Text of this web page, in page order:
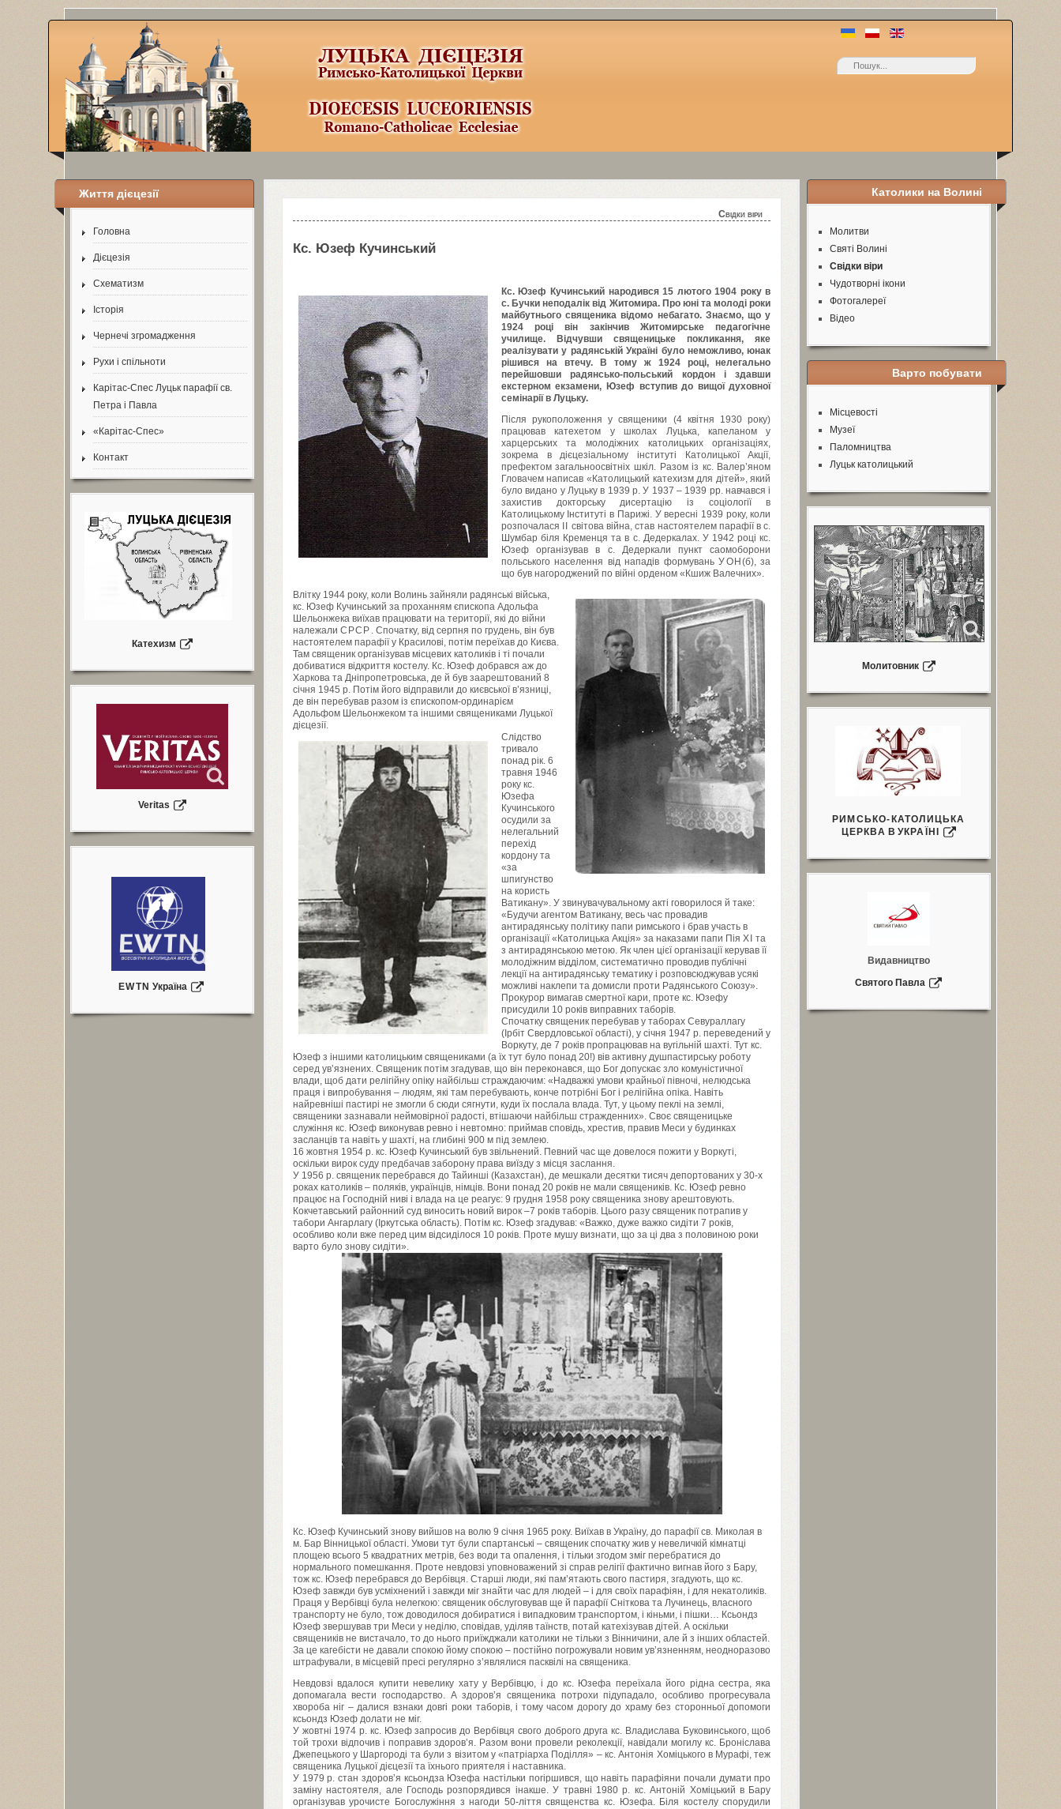
Життя дієцезії
Головна
Дієцезія
Схематизм
Історія
Чернечі згромадження
Рухи і спільноти
Карітас-Спес Луцьк парафії св.
Петра і Павла
«Карітас-Спес»
Контакт
Катехизм
Veritas
EWTN Україна
Свідки віри
Кс. Юзеф Кучинський
Кс. Юзеф Кучинський народився15 лютого1904 року в
с. Бучки неподалік від Житомира. Про юні та молоді роки
майбутнього священика відомо небагато. Знаємо, що у
1924році він закінчив Житомирське педагогічне
училище. Відчувши священицьке покликання, яке
реалізувати у радянській Україні було неможливо, юнак
рішився на втечу. В тому ж 1924році, нелегально
перейшовши радянсько-польський кордон і здавши
екстерном екзамени, Юзеф вступив до вищої духовної
семінарії в Луцьку.
Після рукоположення у священики (4квітня 1930 року)
працював катехетом у школах Луцька, капеланом у
харцерських та молодіжних католицьких організаціях,
зокрема в дієцезіальному інституті Католицької Акції,
префектом загальноосвітніх шкіл. Разом із кс. Валер’яном
Гловачем написав «Католицький катехизм для дітей», який
було видано у Луцьку в 1939 р. У 1937 – 1939 рр. навчався і
захистив докторську дисертацію із соціології в
Католицькому Інституті в Парижі. У вересні 1939 року, коли
розпочалася ІІ світова війна, став настоятелем парафії в с.
Шумбар біля Кременця та в с. Дедеркалах. У 1942 році кс.
Юзеф організував в с. Дедеркали пункт саомоборони
польського населення від нападів формуваньУОН(б), за
що був нагороджений по війні орденом «Кшиж Валечних».
Влітку 1944року, коли Волинь зайняли радянські війська,
кс. Юзеф Кучинський за проханням єпископа Адольфа
Шельонжека виїхав працювати на території, які до війни
належали СРСР . Спочатку, від серпня по грудень, він був
настоятелем парафії у Красилові, потім переїхав до Києва.
Там священик організував місцевих католиків і ті почали
добиватися відкриття костелу. Кс. Юзеф добрався аж до
Харкова та Дніпропетровська, де й був заарештований 8
січня 1945 р. Потім його відправили до києвської в’язниці,
де він перебував разом із єпископом-ординарієм
Адольфом Шельонжеком та іншими священиками Луцької
дієцезії.
Слідство
тривало
понад рік. 6
травня 1946
року кс.
Юзефа
Кучинського
осудили за
нелегальний
перехід
кордону та
«за
шпигунство
на користь
Ватикану». У звинувачувальному акті говорилося й таке:
«Будучи агентом Ватикану, весь час провадив
антирадянську політику папи римського і брав участь в
організації «Католицька Акція» за наказами папи Пія ХІ та
з антирадянською метою. Як член цієї організації керував її
молодіжним відділом, систематично проводив публічні
лекції на антирадянську тематику і розповсюджував усякі
можливі наклепи та домисли проти Радянського Союзу».
Прокурор вимагав смертної кари, проте кс. Юзефу
присудили 10років виправних таборів.
Спочатку священик перебував у таборах Севураллагу
(Ірбіт Свердловської області), у січня 1947 р. переведений у
Воркуту, де 7 років пропрацював на вугільній шахті. Тут кс.
Юзеф з іншими католицьким священиками (а їх тут було понад 20!) вів активну душпастирську роботу
серед ув’язнених. Священик потім згадував, що він переконався, що Бог допускає зло комуністичної
влади, щоб дати релігійну опіку найбільш страждаючим: «Надважкі умови крайньої півночі, нелюдська
праця і випробування – людям, які там перебувають, конче потрібні Бог і релігійна опіка. Навіть
найревніші пастирі не змогли б сюди сягнути, куди їх послала влада. Тут, у цьому пеклі на землі,
священики зазнавали неймовірної радості, втішаючи найбільш стражденних». Своє священицьке
служіння кс. Юзеф виконував ревно і невтомно: приймав сповідь, хрестив, правив Меси у будинках
засланців та навіть у шахті, на глибині 900м під землею.
16 жовтня 1954р. кс. Юзеф Кучинський був звільнений. Певний час ще довелося пожити у Воркуті,
оскільки вирок суду предбачав заборону права виїзду з місця заслання.
У 1956 р. священик перебрався до Тайинші (Казахстан), де мешкали десятки тисяч депортованих у 30-х
роках католиків – поляків, українців, німців. Вони понад 20років не мали священиків. Кс. Юзеф ревно
працює на Господній ниві і влада на це реагує: 9 грудня 1958 року священика знову арештовують.
Кокчетавський районний суд виносить новий вирок –7 років таборів. Цього разу священик потрапив у
табори Ангарлагу (Іркутська область). Потім кс. Юзеф згадував: «Важко, дуже важко сидіти 7 років,
особливо коли вже перед цим відсиділося 10років. Проте мушу визнати, що за ці два з половиною роки
варто було знову сидіти».
Кс. Юзеф Кучинський знову вийшов на волю 9 січня 1965 року. Виїхав в Україну, до парафії св. Миколая в
м. Бар Вінницької області. Умови тут були спартанські – священик спочатку жив у невеличкій кімнатці
площею всього 5 квадратних метрів, без води та опалення, і тільки згодом зміг перебратися до
нормального помешкання. Проте невдовзі уповноважений зі справ релігії фактично вигнав його з Бару,
тож кс. Юзеф перебрався до Вербівця. Старші люди, які пам’ятають свого пастиря, згадують, що кс.
Юзеф завжди був усміхнений і завжди міг знайти час для людей – і для своїх парафіян, і для некатоликів.
Праця у Вербівці була нелегкою: священик обслуговував ще й парафії Сніткова та Лучинець, власного
транспорту не було, тож доводилося добиратися і випадковим транспортом, і кіньми, і пішки… Ксьондз
Юзеф звершував три Меси у неділю, сповідав, уділяв таїнств, потай катехізував дітей. А оскільки
священиків не вистачало, то до нього приїжджали католики не тільки з Вінничини, але й з інших областей.
За це кагебісти не давали спокою йому спокою – постійно погрожували новим ув’язненням, неодноразово
штрафували, в місцевій пресі регулярно з’являлися пасквілі на священика.
Невдовзі вдалося купити невелику хату у Вербівцю, і до кс. Юзефа переїхала його рідна сестра, яка
допомагала вести господарство. А здоров’я священика потрохи підупадало, особливо прогресувала
хвороба ніг – далися взнаки довгі роки таборів, і тому часом дорогу до храму без сторонньої допомоги
ксьондз Юзеф долати не міг.
У жовтні 1974 р. кс. Юзеф запросив до Вербівця свого доброго друга кс. Владислава Буковинського, щоб
той трохи відпочив і поправив здоров’я. Разом вони провели реколекції, навідали могилу кс. Броніслава
Джепецького у Шаргороді та були з візитом у «патріарха Поділля» – кс. Антонія Хоміцького в Мурафі, теж
священика Луцької дієцезії та їхнього приятеля і наставника.
У 1979 р. стан здоров’я ксьондза Юзефа настільки погіршився, що навіть парафіяни почали думати про
заміну настоятеля, але Господь розпорядився інакше. У травні 1980 р. кс. Антоній Хоміцький в Бару
організував урочисте Богослужіння з нагоди 50-ліття священства кс. Юзефа. Біля костелу спорудили
Католики на Волині
Молитви
Святі Волині
Свідки віри
Чудотворні ікони
Фотогалереї
Відео
Варто побувати
Місцевості
Музеї
Паломництва
Луцьк католицький
Молитовник
РИМСЬКО-КАТОЛИЦЬКА
ЦЕРКВА В УКРАЇНІ
Видавництво
Святого Павла